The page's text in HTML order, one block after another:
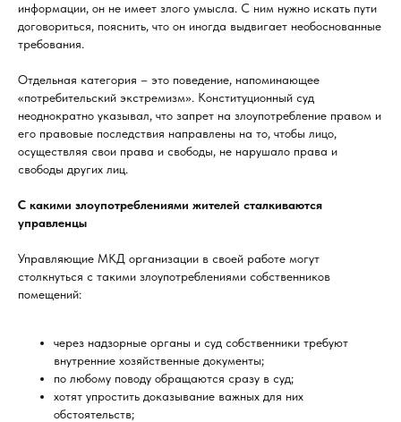
информации, он не имеет злого умысла. С ним нужно искать пути
договориться, пояснить, что он иногда выдвигает необоснованные
требования.
Отдельная категория – это поведение, напоминающее
«потребительский экстремизм». Конституционный суд
неоднократно указывал, что запрет на злоупотребление правом и
его правовые последствия направлены на то, чтобы лицо,
осуществляя свои права и свободы, не нарушало права и
свободы других лиц.
С какими злоупотреблениями жителей сталкиваются
управленцы
Управляющие МКД организации в своей работе могут
столкнуться с такими злоупотреблениями собственников
помещений:
через надзорные органы и суд собственники требуют
внутренние хозяйственные документы;
по любому поводу обращаются сразу в суд;
хотят упростить доказывание важных для них
обстоятельств;